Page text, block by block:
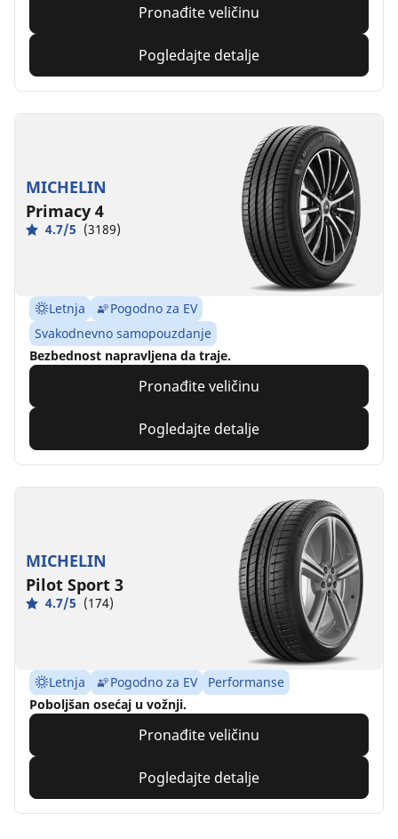
Pronađite veličinu
Pogledajte detalje
MICHELIN
Primacy 4
4.7/5 (3189)
Letnja
Pogodno za EV
Svakodnevno samopouzdanje
Bezbednost napravljena da traje.
Pronađite veličinu
Pogledajte detalje
MICHELIN
Pilot Sport 3
4.7/5 (174)
Letnja Pogodno za EV
Performanse
Poboljšan osećaj u vožnji.
Pronađite veličinu
Pogledajte detalje